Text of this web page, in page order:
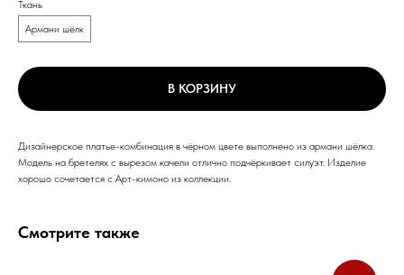
Ткань
Армани шёлк
В КОРЗИНУ
Дизайнерское платье-комбинация в чёрном цвете выполнено из армани шёлка.
Модель на бретелях с вырезом качели отлично подчёркивает силуэт. Изделие
хорошо сочетается с Арт-кимоно из коллекции.
Смотрите также